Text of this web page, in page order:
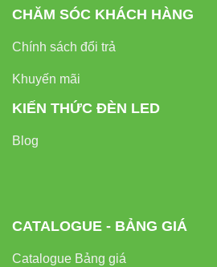
CHĂM SÓC KHÁCH HÀNG
Chính sách đổi trả
Khuyến mãi
KIẾN THỨC ĐÈN LED
Blog
CATALOGUE - BẢNG GIÁ
Catalogue Bảng giá